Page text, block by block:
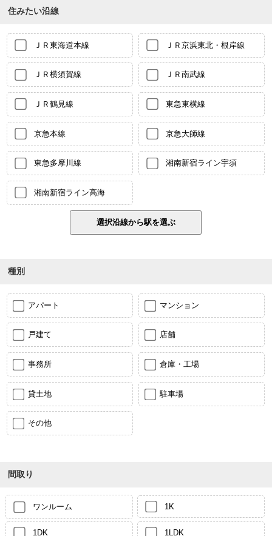
住みたい沿線
ＪＲ東海道本線 ＪＲ京浜東北・根岸線
ＪＲ横須賀線 ＪＲ南武線
ＪＲ鶴見線 東急東横線
京急本線 京急大師線
東急多摩川線 湘南新宿ライン宇須
湘南新宿ライン高海
種別
アパート マンション
戸建て 店舗
事務所 倉庫・工場
貸土地 駐車場
その他
間取り
ワンルーム 1K
1DK 1LDK